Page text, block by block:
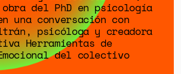
del PhD en psicología
una conversación con
psicóloga y creadora
Herramientas de
del colectivo